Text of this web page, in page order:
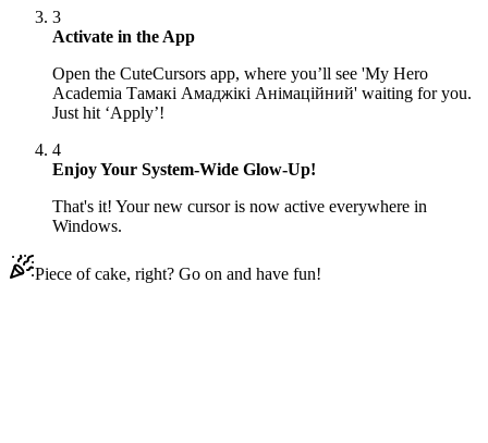
3
Activate in the App
Open the CuteCursors app, where you’ll see 'My Hero
Academia Тамакі Амаджікі Анімаційний' waiting for you.
Just hit ‘Apply’!
4
Enjoy Your System-Wide Glow-Up!
That's it! Your new cursor is now active everywhere in
Windows.
Piece of cake, right? Go on and have fun!